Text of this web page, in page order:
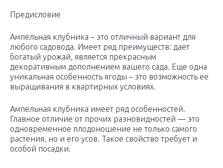
Предисловие
Ампельная клубника – это отличный вариант для
любого садовода. Имеет ряд преимуществ: дает
богатый урожай, является прекрасным
декоративным дополнением вашего сада. Еще одна
уникальная особенность ягоды – это возможность ее
выращивания в квартирных условиях.
Ампельная клубника имеет ряд особенностей.
Главное отличие от прочих разновидностей — это
одновременное плодоношение не только самого
растения, но и его усов. Такое свойство требует и
особой посадки.